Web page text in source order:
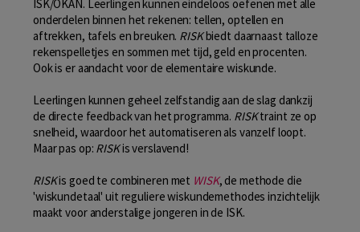
ISK/OKAN. Leerlingen kunnen eindeloos oefenen met alle
onderdelen binnen het rekenen: tellen, optellen en
aftrekken, tafels en breuken. RISKbiedt daarnaast talloze
rekenspelletjes en sommen met tijd, geld en procenten.
Ook is er aandacht voor de elementaire wiskunde.
Leerlingen kunnen geheel zelfstandig aan de slag dankzij
de directe feedback van het programma. RISKtraint ze op
snelheid, waardoor het automatiseren als vanzelf loopt.
Maar pas op: RISKis verslavend!
RISKis goed te combineren met WISK, de methode die
'wiskundetaal' uit reguliere wiskundemethodes inzichtelijk
maakt voor anderstalige jongeren in de ISK.